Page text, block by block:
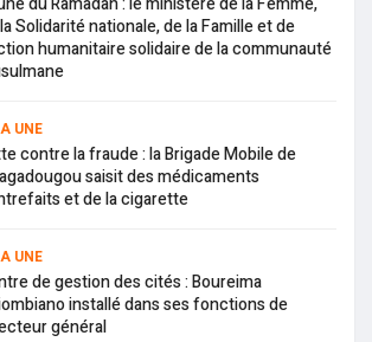
Solidarité nationale, de la Famille et de
humanitaire solidaire de la communauté
UNE
contre la fraude : la Brigade Mobile de
saisit des médicaments
et de la cigarette
UNE
de gestion des cités : Boureima
installé dans ses fonctions de
général